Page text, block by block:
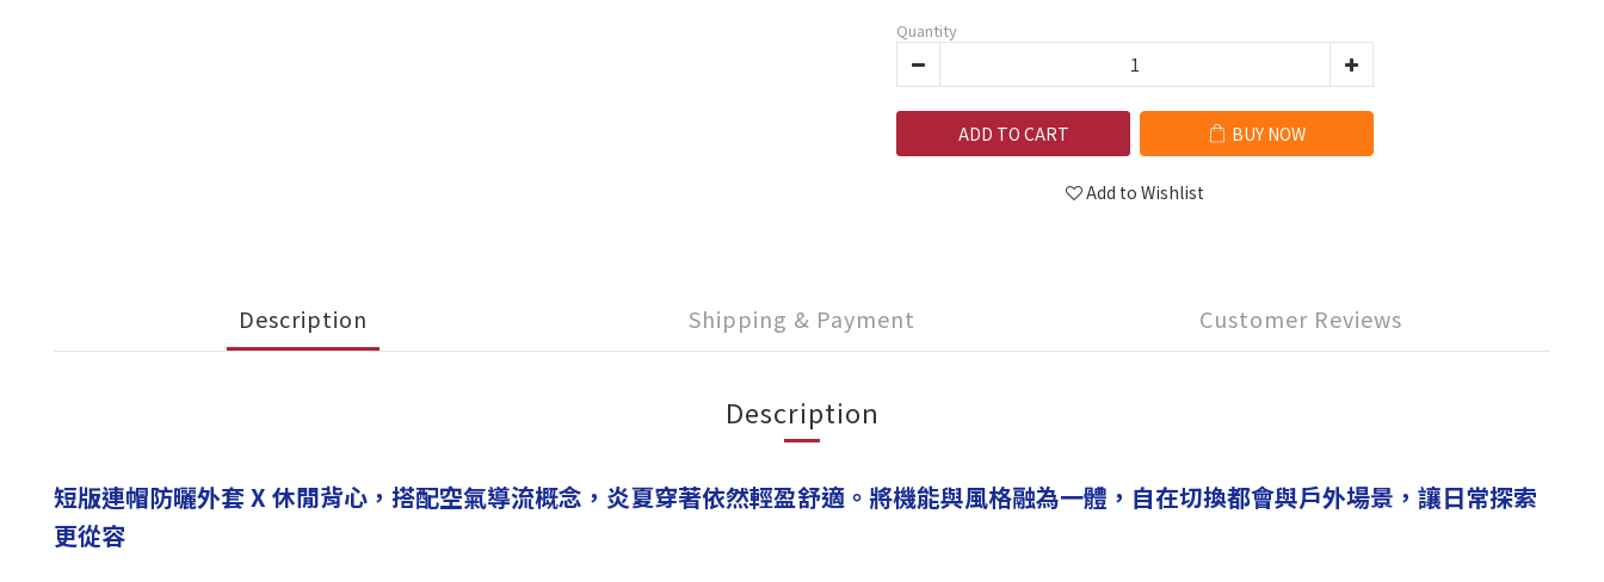
Quantity
ADD TO CART BUY NOW
Add to Wishlist
Description Shipping & Payment Customer Reviews
Description
短版連帽防曬外套 X 休閒背心，搭配空氣導流概念，炎夏穿著依然輕盈舒適。將機能與風格融為一體，自在切換都會與戶外場景，讓日常探索
更從容